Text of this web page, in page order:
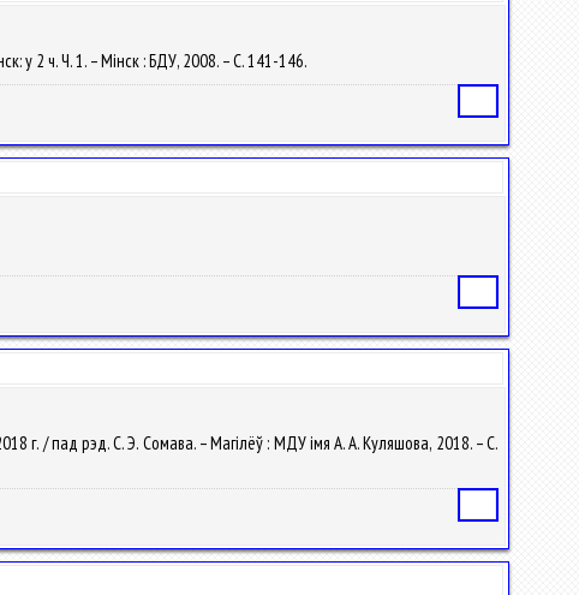
у 2 ч. Ч. 1. – Мінск : БДУ, 2008. – С. 141-146.
г. / пад рэд. С. Э. Сомава. – Магілёў : МДУ iмя А. А. Куляшова, 2018. – С.